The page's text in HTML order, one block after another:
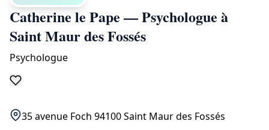
Catherine le Pape — Psychologue à
Saint Maur des Fossés
Psychologue
35 avenue Foch 94100 Saint Maur des Fossés